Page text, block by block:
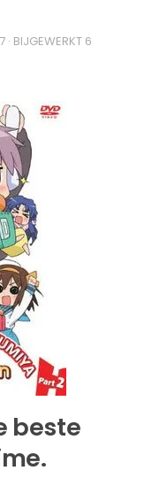
· BIJGEWERKT 6
beste